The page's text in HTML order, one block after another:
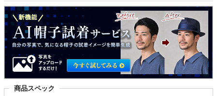
商品スペック